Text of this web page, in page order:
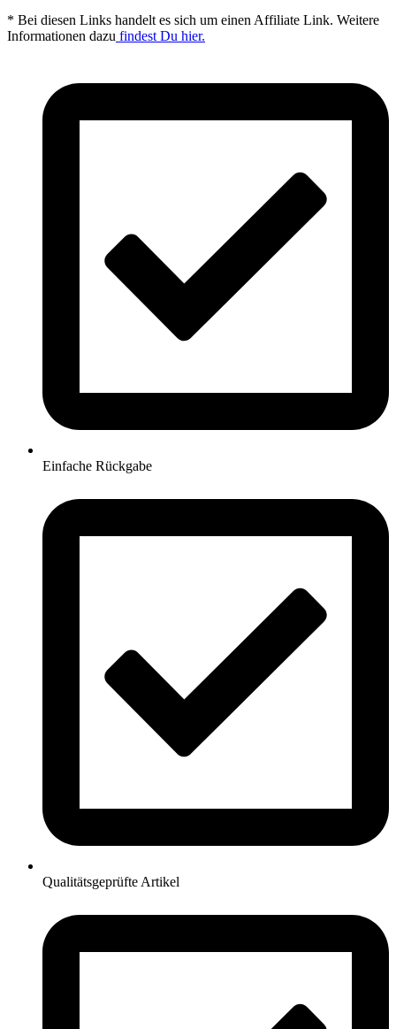
* Bei diesen Links handelt es sich um einen Affiliate Link. Weitere
Informationen dazu findest Du hier.
Einfache Rückgabe
Qualitätsgeprüfte Artikel